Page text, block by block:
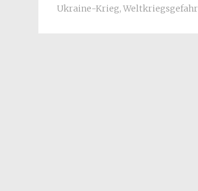
Ukraine-Krieg, Weltkriegsgefahr